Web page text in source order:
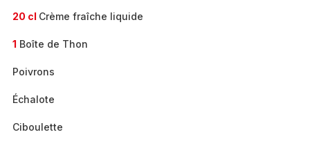
20 cl Crème fraîche liquide
1 Boîte de Thon
Poivrons
Échalote
Ciboulette